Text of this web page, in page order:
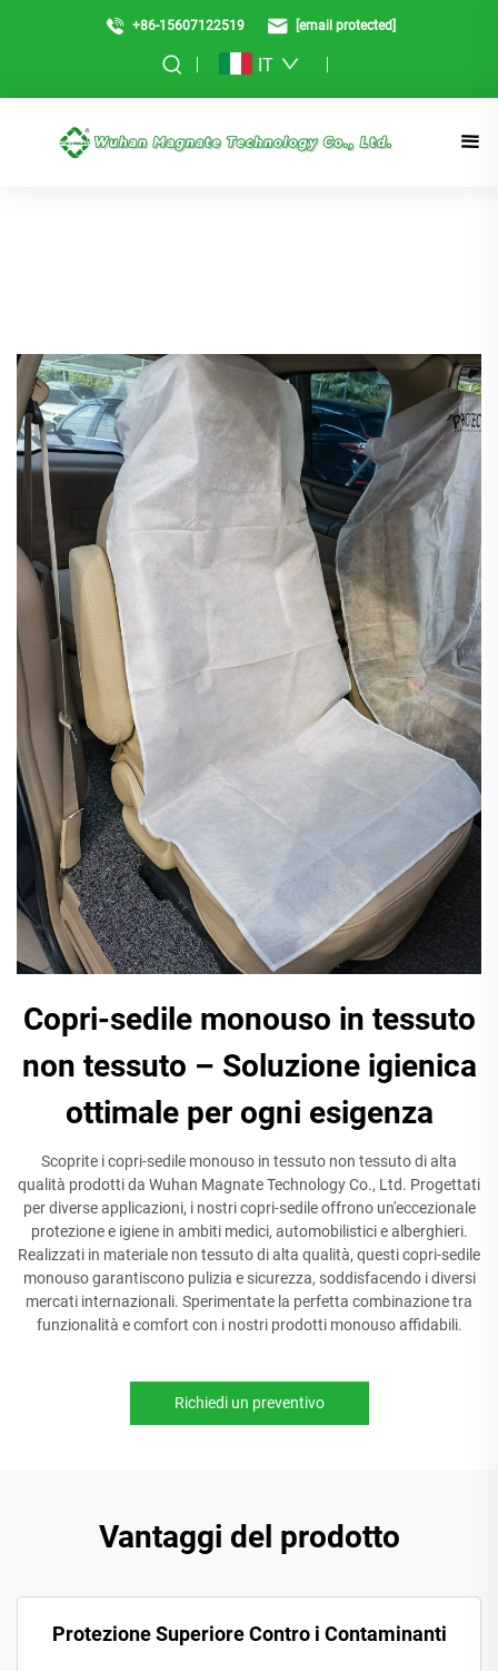
+86-15607122519 [email protected]
IT
Copri-sedile monouso in tessuto
non tessuto – Soluzione igienica
ottimale per ogni esigenza
Scoprite i copri-sedile monouso in tessuto non tessuto di alta
qualità prodotti da Wuhan Magnate Technology Co., Ltd. Progettati
per diverse applicazioni, i nostri copri-sedile offrono un'eccezionale
protezione e igiene in ambiti medici, automobilistici e alberghieri.
Realizzati in materiale non tessuto di alta qualità, questi copri-sedile
monouso garantiscono pulizia e sicurezza, soddisfacendo i diversi
mercati internazionali. Sperimentate la perfetta combinazione tra
funzionalità e comfort con i nostri prodotti monouso affidabili.
Richiedi un preventivo
Vantaggi del prodotto
Protezione Superiore Contro i Contaminanti